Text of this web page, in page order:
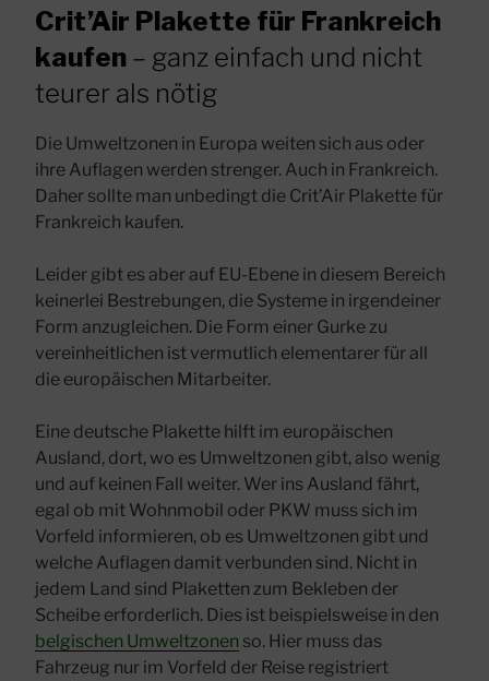
Crit’Air Plakette für Frankreich
kaufen – ganz einfach und nicht
teurer als nötig
Die Umweltzonen in Europa weiten sich aus oder
ihre Auflagen werden strenger. Auch in Frankreich.
Daher sollte man unbedingt die Crit’Air Plakette für
Frankreich kaufen.
Leider gibt es aber auf EU-Ebene in diesem Bereich
keinerlei Bestrebungen, die Systeme in irgendeiner
Form anzugleichen. Die Form einer Gurke zu
vereinheitlichen ist vermutlich elementarer für all
die europäischen Mitarbeiter.
Eine deutsche Plakette hilft im europäischen
Ausland, dort, wo es Umweltzonen gibt, also wenig
und auf keinen Fall weiter. Wer ins Ausland fährt,
egal ob mit Wohnmobil oder PKW muss sich im
Vorfeld informieren, ob es Umweltzonen gibt und
welche Auflagen damit verbunden sind. Nicht in
jedem Land sind Plaketten zum Bekleben der
Scheibe erforderlich. Dies ist beispielsweise in den
belgischen Umweltzonen so. Hier muss das
Fahrzeug nur im Vorfeld der Reise registriert